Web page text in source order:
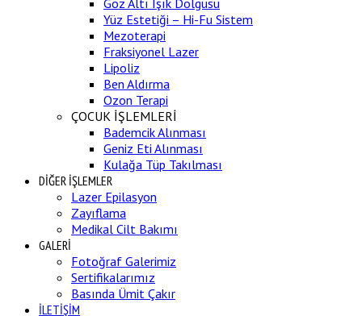
Göz Altı Işık Dolgusu
Yüz Estetiği – Hi-Fu Sistem
Mezoterapi
Fraksiyonel Lazer
Lipoliz
Ben Aldırma
Ozon Terapi
ÇOCUK İŞLEMLERİ
Bademcik Alınması
Geniz Eti Alınması
Kulağa Tüp Takılması
DİĞER İŞLEMLER
Lazer Epilasyon
Zayıflama
Medikal Cilt Bakımı
GALERİ
Fotoğraf Galerimiz
Sertifikalarımız
Basında Ümit Çakır
İLETİŞİM